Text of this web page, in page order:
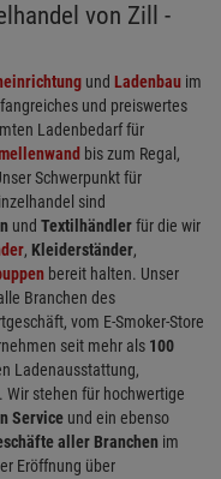
von Zill -
und Ladenbau im
und preiswertes
Ladenbedarf für
bis zum Regal,
Schwerpunkt für
sind
und Textilhändlerfür die wir
, Kleiderständer,
bereit halten. Unser
Branchen des
vom E-Smoker-Store
seit mehr als 100
Ladenausstattung,
Wir stehen für hochwertige
Service und ein ebenso
aller Branchen im
Eröffnung über